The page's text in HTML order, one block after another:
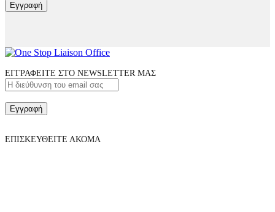
Εγγραφή
ΕΓΓΡΑΦΕΙΤΕ ΣΤΟ NEWSLETTER ΜΑΣ
Εγγραφή
ΕΠΙΣΚΕΥΘΕΙΤΕ ΑΚΟΜΑ